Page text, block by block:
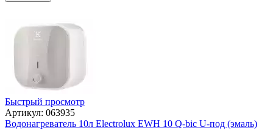
Быстрый просмотр
Артикул: 063935
Водонагреватель 10л Electrolux EWH 10 Q-bic U-под (эмаль)